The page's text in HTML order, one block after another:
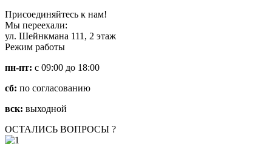
Присоединяйтесь к нам!
Мы переехали:
ул. Шейнкмана 111, 2 этаж
Режим работы
пн-пт: с 09:00 до 18:00
сб: по согласованию
вск: выходной
ОСТАЛИСЬ ВОПРОСЫ ?